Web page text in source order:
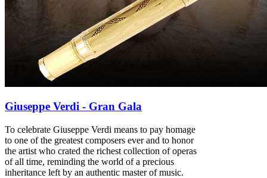
Giuseppe Verdi - Gran Gala
To celebrate Giuseppe Verdi means to pay homage
to one of the greatest composers ever and to honor
the artist who crated the richest collection of operas
of all time, reminding the world of a precious
inheritance left by an authentic master of music.